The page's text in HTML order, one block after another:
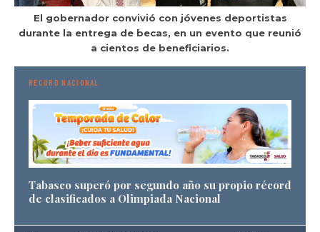
El gobernador convivió con jóvenes deportistas
durante la entrega de becas, en un evento que reunió
a cientos de beneficiarios.
RÉCORD NACIONAL
Tabasco superó por segundo año su propio récord
de clasificados a Olimpiada Nacional